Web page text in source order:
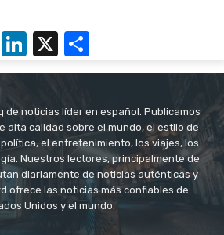
RedditLinkedIn
X
de noticias líder en español. Publicamos
alta calidad sobre el mundo, el estilo de
el entretenimiento, los viajes, los
Nuestros lectores, principalmente de
diariamente de noticias auténticas y
ofrece las noticias más confiables de
Unidos y el mundo.